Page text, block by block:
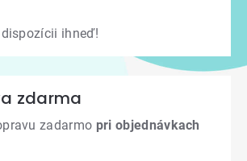
ihneď!
zdarma
zadarmo pri objednávkach